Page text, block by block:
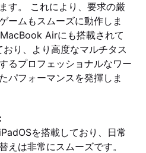
す。 これにより、要求の厳
ームもスムーズに動作しま
Airにも搭載されて
り、より高度なマルチタス
るプロフェッショナルなワー
パフォーマンスを発揮しま
を搭載しており、日常
えは非常にスムーズです。